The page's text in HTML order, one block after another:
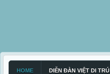
HOME DIỄN ĐÀN VIỆT DI TRÚ